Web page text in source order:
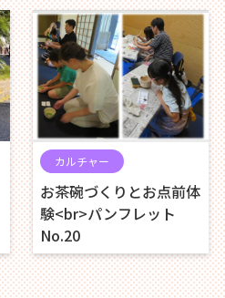
カルチャー
お茶碗づくりとお点前体
験<br>パンフレット
No.20